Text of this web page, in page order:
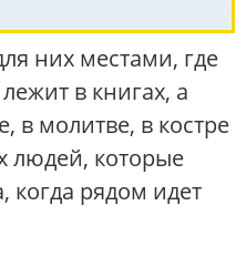
них местами, где
в книгах, а
в молитве, в костре
людей, которые
когда рядом идет